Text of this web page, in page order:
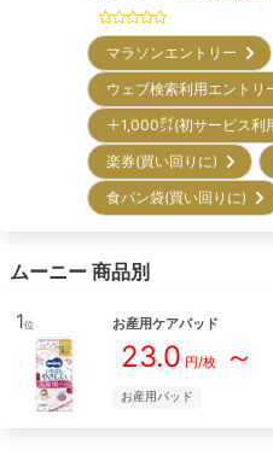
マラソンエントリー
ウェブ検索利用エント
＋1,000㌽(初サービス
楽券(買い回りに)
食パン袋(買い回りに)
ムーニー 商品別
1位 お産用ケアパッド
23.0 円/枚～
お産用パッド